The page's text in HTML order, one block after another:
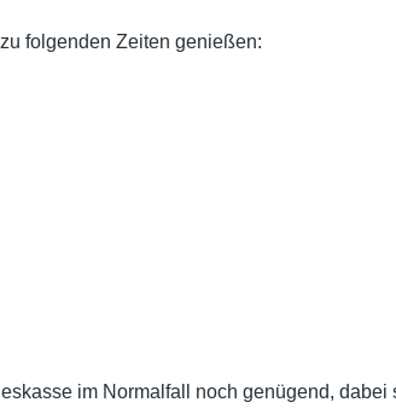
folgenden Zeiten genießen:
im Normalfall noch genügend,